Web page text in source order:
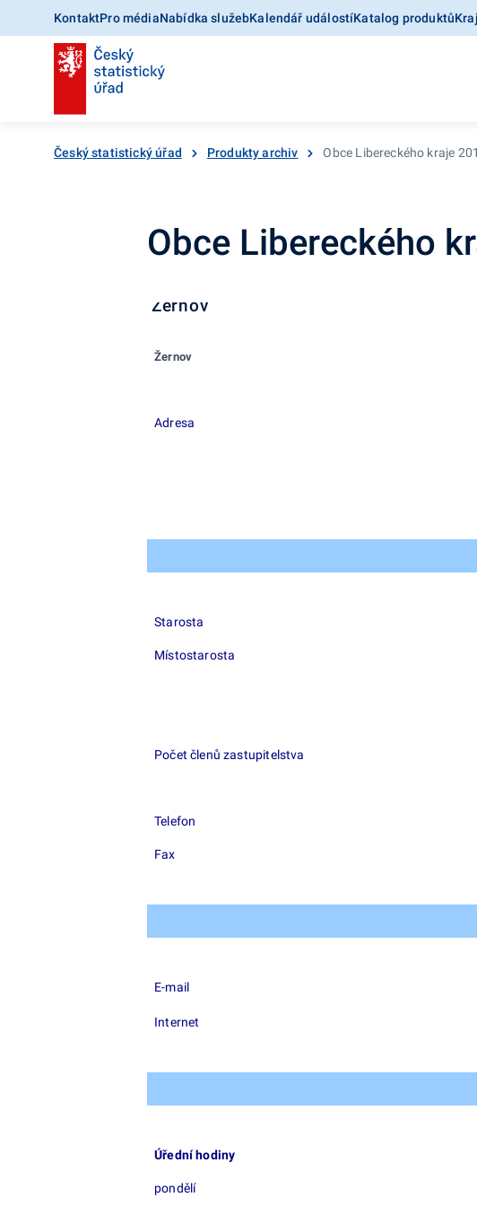
KontaktPro médiaNabídka služebKalendář událostíKatalog produktů
Český statistický úřad Produkty archiv Obce Libereckého kraje
Obce Libereckého
Žernov
Žernov
Adresa
Starosta
Místostarosta
Počet členů zastupitelstva
Telefon
Fax
E-mail
Internet
Úřední hodiny
pondělí